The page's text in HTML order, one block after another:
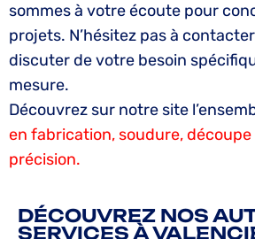
sommes à votre écoute pour
projets. N’hésitez pas à
discuter de votre besoin
mesure.
Découvrez sur notre site
en fabrication, soudure,
précision.
DÉCOUVREZ NOS
SERVICES À